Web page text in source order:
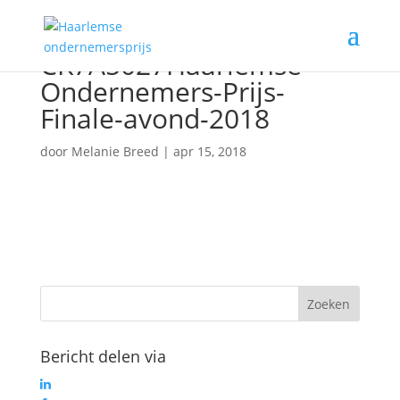
CK7A5027Haarlemse-
Ondernemers-Prijs-
Finale-avond-2018
door Melanie Breed | apr 15, 2018
Bericht delen via